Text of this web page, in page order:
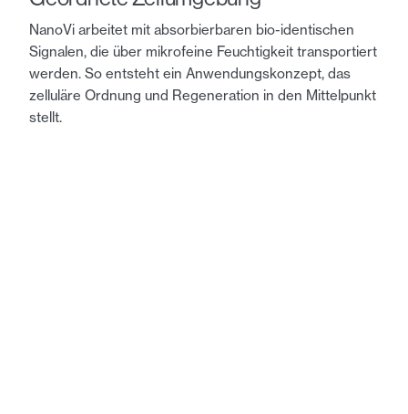
NanoVi arbeitet mit absorbierbaren bio-identischen
Signalen, die über mikrofeine Feuchtigkeit transportiert
werden. So entsteht ein Anwendungskonzept, das
zelluläre Ordnung und Regeneration in den Mittelpunkt
stellt.